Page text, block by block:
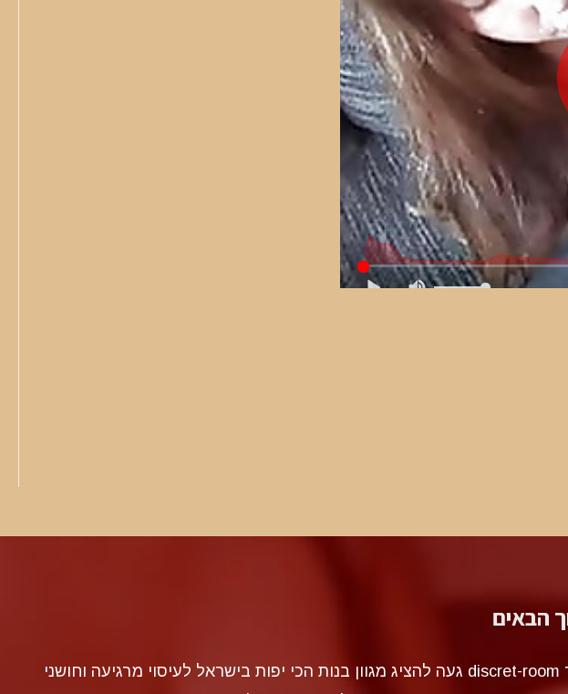
הבאים
אתר discret-room געה להציג מגוון בנות הכי יפות בישראל לעיסוי מרגיעה וחושני